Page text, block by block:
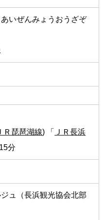
いぜんみょうおうざぞ
ＪＲ琵琶湖線) 「
ＪＲ長浜
分
ュ（長浜観光協会北部